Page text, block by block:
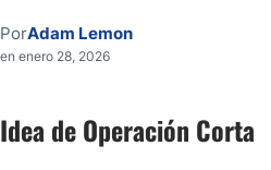
PorAdam Lemon
en enero 28, 2026
Idea de Operación Corta